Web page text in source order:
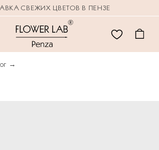
ЦВЕТОВ В ПЕНЗЕ
→